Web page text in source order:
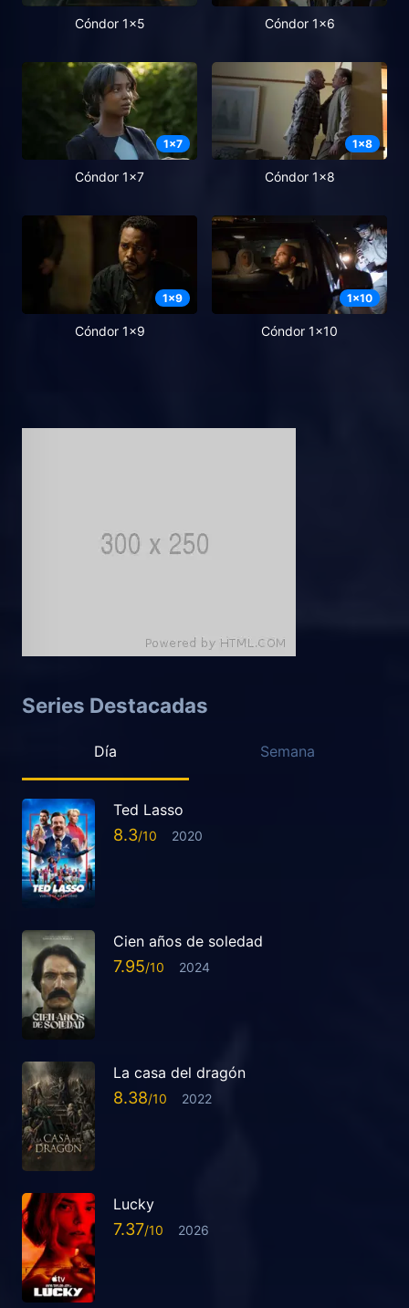
Cóndor 1x5 Cóndor 1x6
1x7
Cóndor 1x7
1x8
Cóndor 1x8
1x9
Cóndor 1x9
1x10
Cóndor 1x10
Series Destacadas
Día Semana
Ted Lasso
8.3 2020
Cien años de soledad
7.95 2024
La casa del dragón
8.38 2022
Lucky
7.37 2026